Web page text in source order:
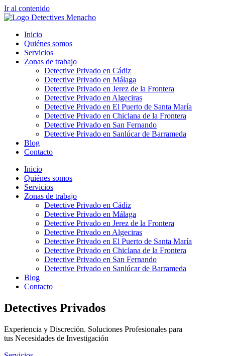
Ir al contenido
Inicio
Quiénes somos
Servicios
Zonas de trabajo
Detective Privado en Cádiz
Detective Privado en Málaga
Detective Privado en Jerez de la Frontera
Detective Privado en Algeciras
Detective Privado en El Puerto de Santa María
Detective Privado en Chiclana de la Frontera
Detective Privado en San Fernando
Detective Privado en Sanlúcar de Barrameda
Blog
Contacto
Inicio
Quiénes somos
Servicios
Zonas de trabajo
Detective Privado en Cádiz
Detective Privado en Málaga
Detective Privado en Jerez de la Frontera
Detective Privado en Algeciras
Detective Privado en El Puerto de Santa María
Detective Privado en Chiclana de la Frontera
Detective Privado en San Fernando
Detective Privado en Sanlúcar de Barrameda
Blog
Contacto
Detectives Privados
Experiencia y Discreción. Soluciones Profesionales para
tus Necesidades de Investigación